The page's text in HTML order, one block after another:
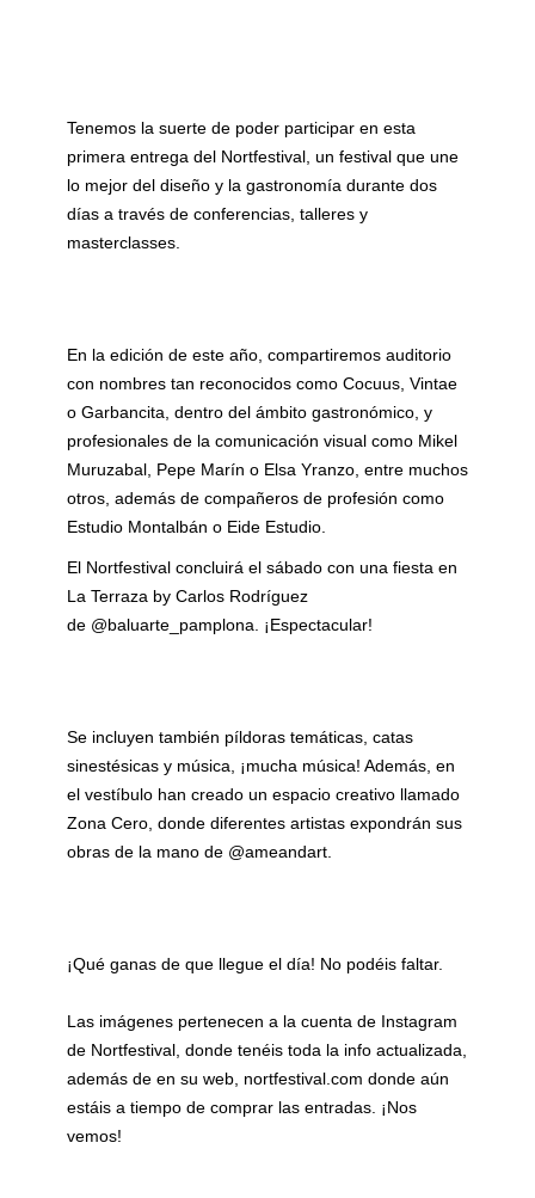
Tenemos la suerte de poder participar en esta
primera entrega del Nortfestival, un festival que une
lo mejor del diseño y la gastronomía durante dos
días a través de conferencias, talleres y
masterclasses.
En la edición de este año, compartiremos auditorio
con nombres tan reconocidos como Cocuus, Vintae
o Garbancita, dentro del ámbito gastronómico, y
profesionales de la comunicación visual como Mikel
Muruzabal, Pepe Marín o Elsa Yranzo, entre muchos
otros, además de compañeros de profesión como
Estudio Montalbán o Eide Estudio.
El Nortfestival concluirá el sábado con una fiesta en
La Terraza by Carlos Rodríguez
de @baluarte_pamplona . ¡Espectacular!
Se incluyen también píldoras temáticas, catas
sinestésicas y música, ¡mucha música! Además, en
el vestíbulo han creado un espacio creativo llamado
Zona Cero, donde diferentes artistas expondrán sus
obras de la mano de @ameandart
¡Qué ganas de que llegue el día! No podéis faltar.
Las imágenes pertenecen a la cuenta de Instagram
de Nortfestival, donde tenéis toda la info actualizada,
además de en su web, nortfestival.com donde aún
estáis a tiempo de comprar las entradas. ¡Nos
vemos!